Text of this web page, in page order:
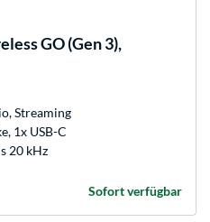
GO (Gen 3),
Streaming
1x USB-C
20 kHz
Sofort verfügbar